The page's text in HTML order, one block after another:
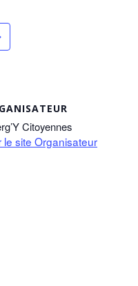
Citoyennes
le site Organisateur